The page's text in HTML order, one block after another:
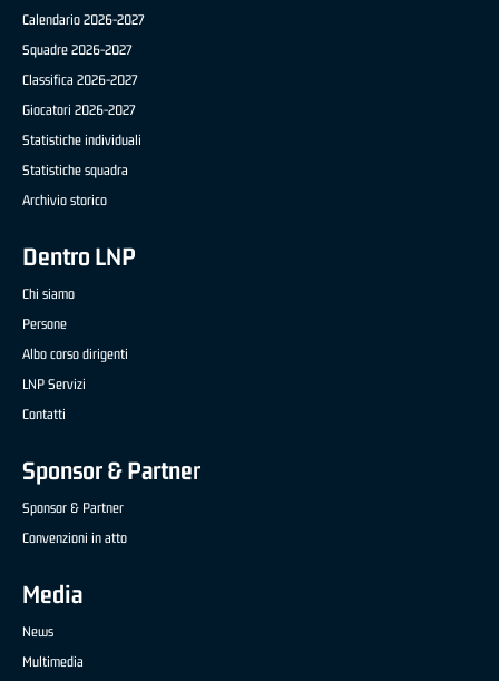
Calendario 2026-2027
Squadre 2026-2027
Classifica 2026-2027
Giocatori 2026-2027
Statistiche individuali
Statistiche squadra
Archivio storico
Dentro LNP
Chi siamo
Persone
Albo corso dirigenti
LNP Servizi
Contatti
Sponsor & Partner
Sponsor & Partner
Convenzioni in atto
Media
News
Multimedia